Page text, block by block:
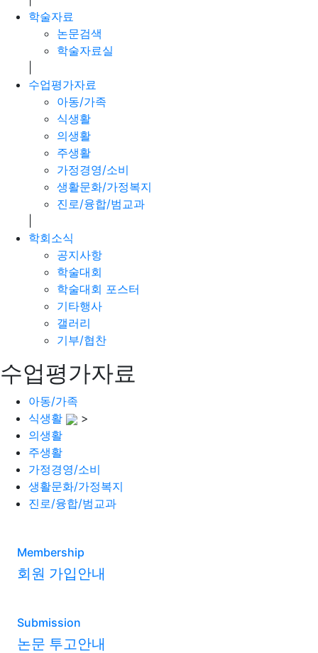
학술자료
논문검색
학술자료실
수업평가자료
아동/가족
식생활
의생활
주생활
가정경영/소비
생활문화/가정복지
진로/융합/범교과
학회소식
공지사항
학술대회
학술대회 포스터
기타행사
갤러리
기부/협찬
수업평가자료
아동/가족
식생활
>
의생활
주생활
가정경영/소비
생활문화/가정복지
진로/융합/범교과
Membership
회원 가입안내
Submission
논문 투고안내